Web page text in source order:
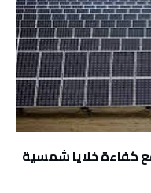
كفاءة خلايا شمسية